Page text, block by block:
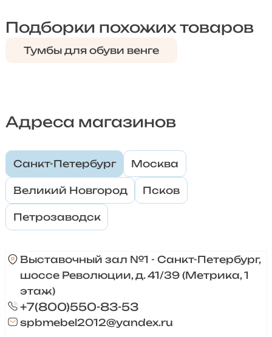
Подборки похожих товаров
Тумбы для обуви венге
Адреса магазинов
Санкт-Петербург Москва
Великий Новгород Псков
Петрозаводск
Выставочный зал №1 - Санкт-Петербург,
шоссе Революции, д. 41/39 (Метрика, 1
этаж)
+7(800)550-83-53
spbmebel2012@yandex.ru